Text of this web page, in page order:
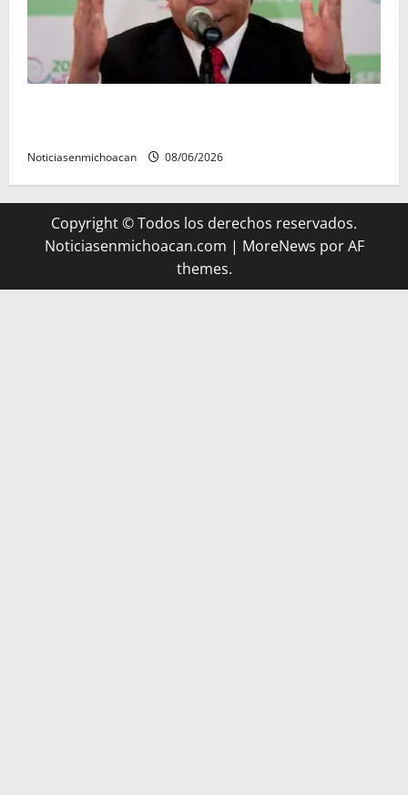
Noticiasenmichoacan 08/06/2026
Copyright © Todos los derechos reservados.
Noticiasenmichoacan.com | MoreNews por AF
themes.